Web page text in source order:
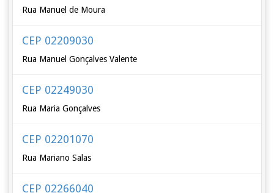
Rua Manuel de Moura
CEP 02209030
Rua Manuel Gonçalves Valente
CEP 02249030
Rua Maria Gonçalves
CEP 02201070
Rua Mariano Salas
CEP 02266040